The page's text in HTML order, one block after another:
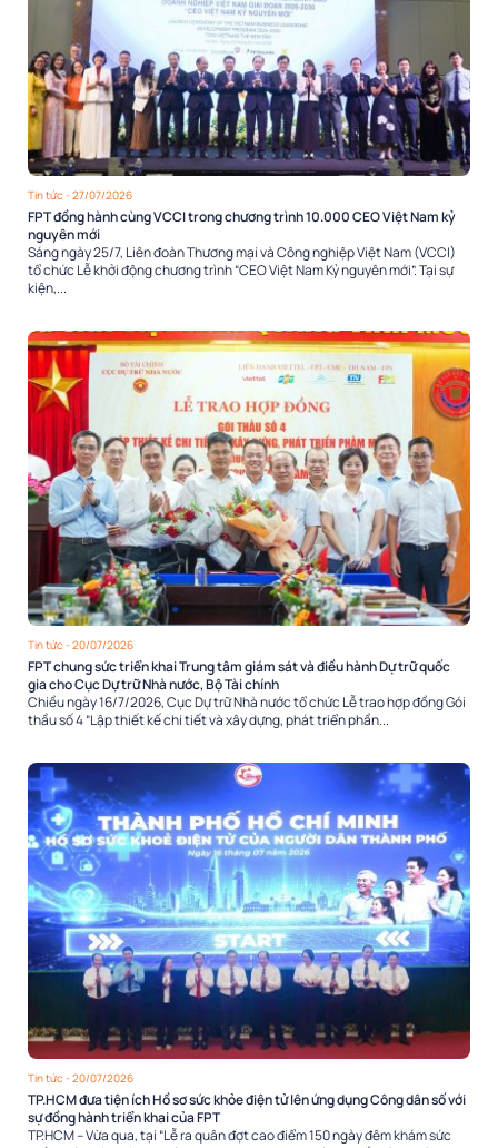
Tin tức - 27/07/2026
FPT đồng hành cùng VCCI trong chương trình 10.000 CEO Việt Nam kỷ
nguyên mới
Sáng ngày 25/7, Liên đoàn Thương mại và Công nghiệp Việt Nam (VCCI)
tổ chức Lễ khởi động chương trình “CEO Việt Nam Kỷ nguyên mới”. Tại sự
kiện,...
Tin tức - 20/07/2026
FPT chung sức triển khai Trung tâm giám sát và điều hành Dự trữ quốc
gia cho Cục Dự trữ Nhà nước, Bộ Tài chính
Chiều ngày 16/7/2026, Cục Dự trữ Nhà nước tổ chức Lễ trao hợp đồng Gói
thầu số 4 “Lập thiết kế chi tiết và xây dựng, phát triển phần...
Tin tức - 20/07/2026
TP.HCM đưa tiện ích Hồ sơ sức khỏe điện tử lên ứng dụng Công dân số với
sự đồng hành triển khai của FPT
TP.HCM – Vừa qua, tại “Lễ ra quân đợt cao điểm 150 ngày đêm khám sức